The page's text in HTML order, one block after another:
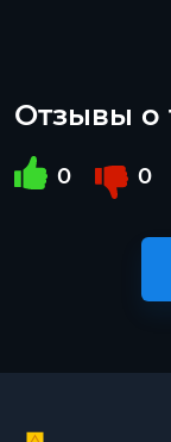
Отзывы о
0 0